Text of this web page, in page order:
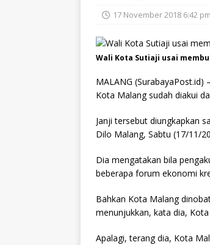
17 November 2018 6:42 pm
Wali Kota Sutiaji usai
MALANG
Kota Malang sudah diakui
Janji tersebut diungkapkan
Dilo Malang, Sabtu (17/11/
Dia mengatakan bila
beberapa forum ekonomi
Bahkan Kota Malang
menunjukkan, kata dia,
Apalagi, terang dia, Kota